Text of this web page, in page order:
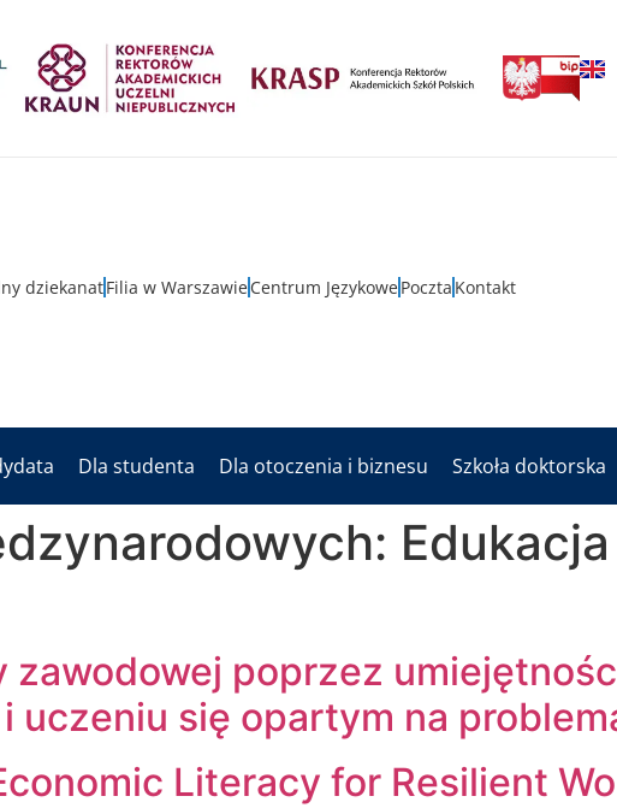
dziekanatFilia w WarszawieCentrum JęzykowePoczta Kontakt
Dla studenta Dla otoczenia i biznesu Szkoła doktorska
Edukacja
zawodowej poprzez
się opartym na
Literacy for Resilient